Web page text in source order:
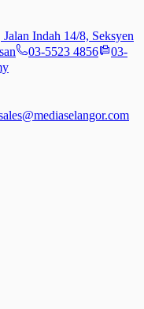
Indah 14/8, Seksyen
03-5523 4856
03-